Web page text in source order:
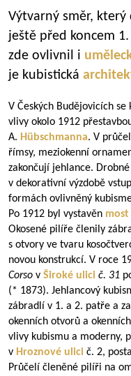
Výtvarný směr,
ještě před koncem
zde ovlivnil i
je kubistická
V Českých Budějovicích
vlivy okolo 1912
A. Hübschmanna. V
římsy, meziokenní
zakončují jehlance.
v dekorativní výzdobě
formách ovlivněný
Po 1912 byl vystavěn most
Okosené pilíře členily
s otvory ve tvaru
novou konstrukcí. V roce
Corso v Široké ulici č. 31
(* 1873). Jehlancový
zábradlí v 1. a 2. patře a
okenních otvorů a
vlivy kubismu a moderny,
v Hroznové ulici č. 2,
Průčelí členěné pilíři na